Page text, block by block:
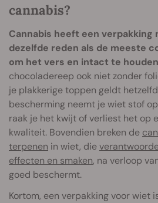
cannabis?
Cannabis heeft een verpakking
dezelfde reden als de meeste
om het vers en intact te
chocoladereep ook niet zonder
je plakkerige toppen geldt
bescherming neemt je wiet stof
raak je het kwijt of verliest het op
kwaliteit. Bovendien breken de
terpenen in wiet, die
effecten en smaken, na verloop
goed beschermt.
Kortom, een verpakking voor wiet